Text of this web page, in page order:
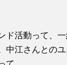
ド活動って、
中江さんとの